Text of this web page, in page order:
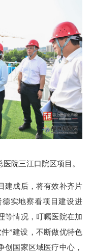
院三江口院区项目。
建成后，将有效补齐片
实地察看项目建设进
等情况，叮嘱医院在加
”建设，不断做优特色
创国家区域医疗中心，